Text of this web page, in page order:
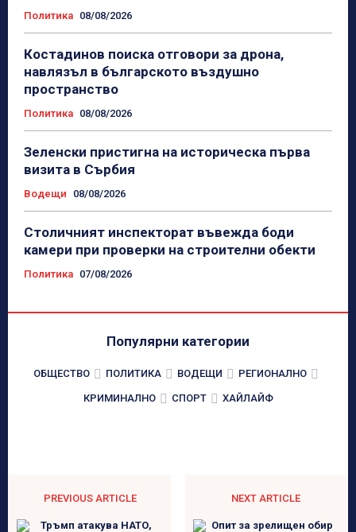
Политика 08/08/2026
Костадинов поиска отговори за дрона,
навлязъл в българското въздушно
пространство
Политика 08/08/2026
Зеленски пристигна на историческа първа
визита в Сърбия
Водещи 08/08/2026
Столичният инспекторат въвежда боди
камери при проверки на строителни обекти
Политика 07/08/2026
Популярни категории
ОБЩЕСТВО ПОЛИТИКА ВОДЕЩИ РЕГИОНАЛНО
КРИМИНАЛНО СПОРТ ХАЙЛАЙФ
PREVIOUS ARTICLE NEXT ARTICLE